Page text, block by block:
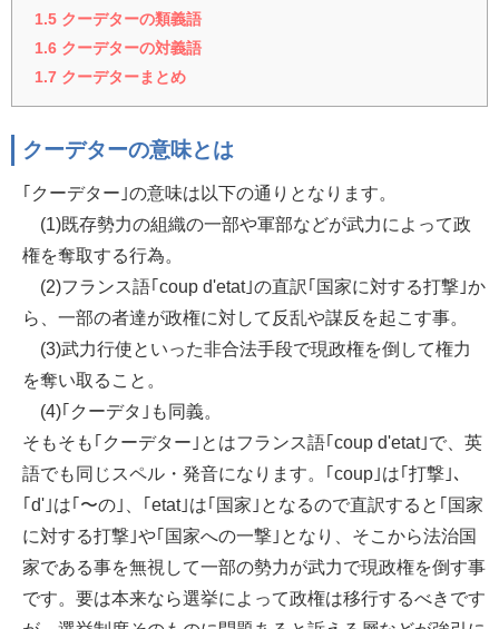
1.5 クーデターの類義語
1.6 クーデターの対義語
1.7 クーデターまとめ
クーデターの意味とは
｢クーデター｣の意味は以下の通りとなります。
(1)既存勢力の組織の一部や軍部などが武力によって政
権を奪取する行為。
(2)フランス語｢coup d'etat｣の直訳｢国家に対する打撃｣か
ら、一部の者達が政権に対して反乱や謀反を起こす事。
(3)武力行使といった非合法手段で現政権を倒して権力
を奪い取ること。
(4)｢クーデタ｣も同義。
そもそも｢クーデター｣とはフランス語｢coup d'etat｣で、英
語でも同じスペル・発音になります。｢coup｣は｢打撃｣、
｢d'｣は｢〜の｣、｢etat｣は｢国家｣となるので直訳すると｢国家
に対する打撃｣や｢国家への一撃｣となり、そこから法治国
家である事を無視して一部の勢力が武力で現政権を倒す事
です。要は本来なら選挙によって政権は移行するべきです